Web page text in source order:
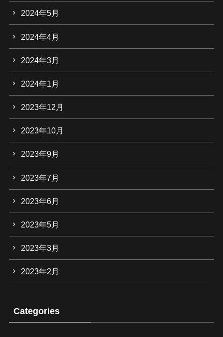
2024年5月
2024年4月
2024年3月
2024年1月
2023年12月
2023年10月
2023年9月
2023年7月
2023年6月
2023年5月
2023年3月
2023年2月
Categories